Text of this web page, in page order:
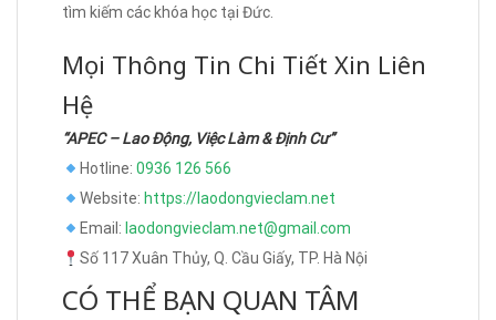
tìm kiếm các khóa học tại Đức.
Mọi Thông Tin Chi Tiết Xin Liên
Hệ
“APEC – Lao Động, Việc Làm & Định Cư”
Hotline: 0936 126 566
Website: https://laodongvieclam.net
Email: laodongvieclam.net@gmail.com
Số 117 Xuân Thủy, Q. Cầu Giấy, TP. Hà Nội
CÓ THỂ BẠN QUAN TÂM